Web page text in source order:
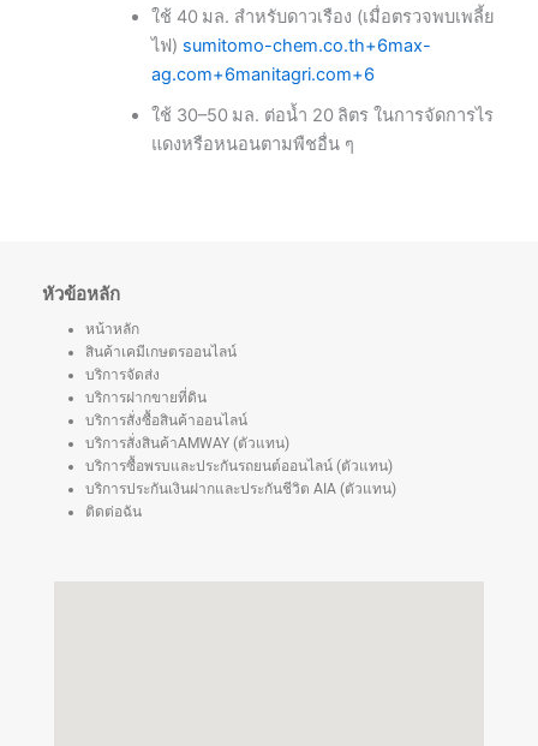
ใช้ 40 มล. สำหรับดาวเรือง (เมื่อตรวจพบเพลี้ย
ไฟ) sumitomo-chem.co.th+6max-
ag.com+6manitagri.com+6
ใช้ 30–50 มล. ต่อน้ำ 20 ลิตร ในการจัดการไร
แดงหรือหนอนตามพืชอื่น ๆ
หัวข้อหลัก
หน้าหลัก
สินค้าเคมีเกษตรออนไลน์
บริการจัดส่ง
บริการฝากขายที่ดิน
บริการสั่งซื้อสินค้าออนไลน์
บริการสั่งสินค้าAMWAY (ตัวแทน)
บริการซื้อพรบและประกันรถยนต์ออนไลน์ (ตัวแทน)
บริการประกันเงินฝากและประกันชีวิต AIA (ตัวแทน)
ติดต่อฉัน